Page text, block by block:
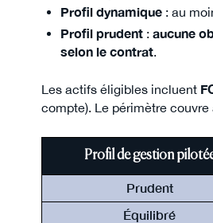
Profil dynamique : au
Profil prudent :aucune
selon le contrat.
Les actifs éligibles incluent
compte). Le périmètre couvre
Profil de gestion
Prudent
Équilibré